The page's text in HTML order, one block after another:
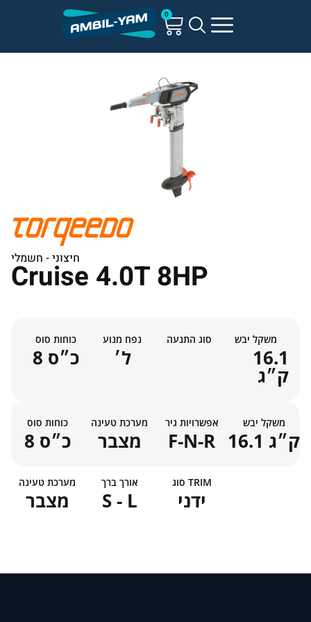
0
חיצוני - חשמלי
Cruise 4.0T 8HP
כוחות סוס
8 כ״ס
נפח מנוע
ל׳
סוג התנעה משקל יבש
16.1
ק״ג
כוחות סוס
8 כ״ס
מערכת טעינה
מצבר
אפשרויות גיר
F-N-R
משקל יבש
16.1 ק״ג
מערכת טעינה
מצבר
אורך ברך
S - L
סוג TRIM
ידני